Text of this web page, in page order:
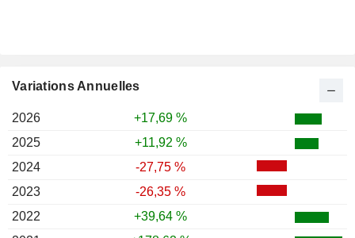
Variations Annuelles
2026
+17,69 %
2025
+11,92 %
2024
-27,75 %
2023
-26,35 %
2022
+39,64 %